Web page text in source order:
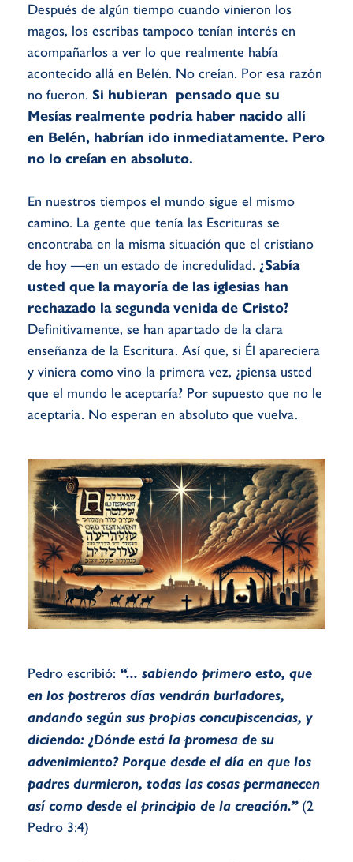
Después de algún tiempo cuando vinieron los
magos, los escribas tampoco tenían interés en
acompañarlos a ver lo que realmente había
acontecido allá en Belén. No creían. Por esa razón
no fueron. Si hubieran pensado que su
Mesías realmente podría haber nacido allí
en Belén, habrían ido inmediatamente. Pero
no lo creían en absoluto.
En nuestros tiempos el mundo sigue el mismo
camino. La gente que tenía las Escrituras se
encontraba en la misma situación que el cristiano
de hoy —en un estado de incredulidad. ¿Sabía
usted que la mayoría de las iglesias han
rechazado la segunda venida de Cristo?
Definitivamente, se han apartado de la clara
enseñanza de la Escritura. Así que, si Él apareciera
y viniera como vino la primera vez, ¿piensa usted
que el mundo le aceptaría? Por supuesto que no le
aceptaría. No esperan en absoluto que vuelva.
Pedro escribió: “... sabiendo primero esto, que
en los postreros días vendrán burladores,
andando según sus propias concupiscencias, y
diciendo: ¿Dónde está la promesa de su
advenimiento? Porque desde el día en que los
padres durmieron, todas las cosas permanecen
así como desde el principio de la creación.”(2
Pedro 3:4)